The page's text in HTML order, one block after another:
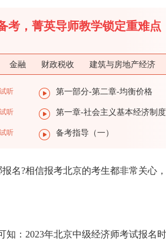
考，菁英导师教学锁定重难点
金融 财政税收 建筑与房地产经济
试听 第一部分-第二章-均衡价格
试听 第一章-社会主义基本经济制度
试听 备考指导（一）
名?相信报考北京的考生都非常关心
知：2023年北京中级经济师考试报名时